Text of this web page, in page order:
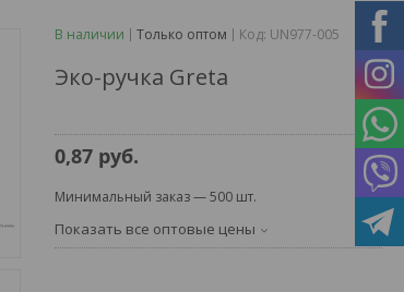
В наличии Только оптом Код: UN977-005
Эко-ручка Greta
0,87 руб.
Минимальный заказ — 500 шт.
Показать все оптовые цены